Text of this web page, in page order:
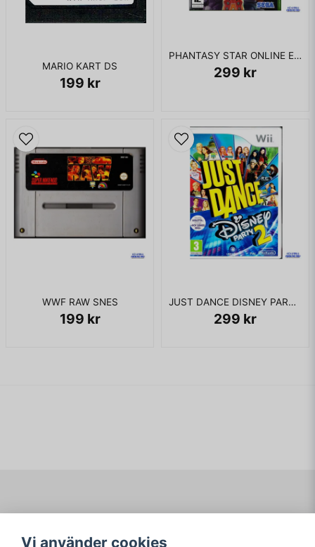
MARIO KART DS
199 kr
PHANTASY STAR ONLINE EPISODE I & II XBOX
299 kr
WWF RAW SNES
199 kr
JUST DANCE DISNEY PARTY 2 WII
299 kr
Köpvillkor Logga in
Vi använder cookies